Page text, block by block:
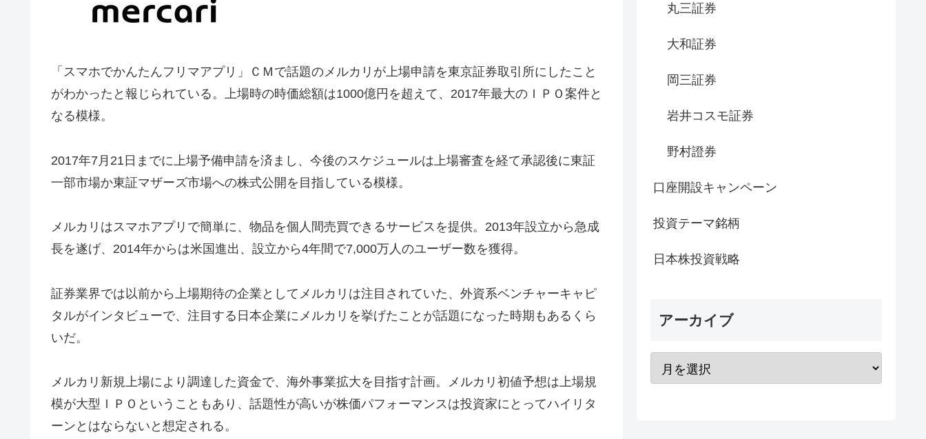
「スマホでかんたんフリマアプリ」ＣＭで話題のメルカリが上場申請を東京証券取引所にしたこと
がわかったと報じられている。上場時の時価総額は1000億円を超えて、2017年最大のＩＰＯ案件と
なる模様。
2017年7月21日までに上場予備申請を済まし、今後のスケジュールは上場審査を経て承認後に東証
一部市場か東証マザーズ市場への株式公開を目指している模様。
メルカリはスマホアプリで簡単に、物品を個人間売買できるサービスを提供。2013年設立から急成
長を遂げ、2014年からは米国進出、設立から4年間で7,000万人のユーザー数を獲得。
証券業界では以前から上場期待の企業としてメルカリは注目されていた、外資系ベンチャーキャピ
タルがインタビューで、注目する日本企業にメルカリを挙げたことが話題になった時期もあるくら
いだ。
メルカリ新規上場により調達した資金で、海外事業拡大を目指す計画。メルカリ初値予想は上場規
模が大型ＩＰＯということもあり、話題性が高いが株価パフォーマンスは投資家にとってハイリタ
ーンとはならないと想定される。
丸三証券
大和証券
岡三証券
岩井コスモ証券
野村證券
口座開設キャンペーン
投資テーマ銘柄
日本株投資戦略
アーカイブ